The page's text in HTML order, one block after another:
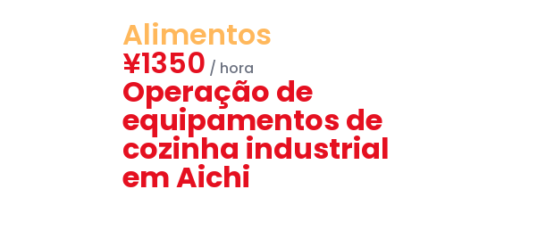
Alimentos
¥1350
Operação de
equipamentos de
cozinha industrial
em Aichi